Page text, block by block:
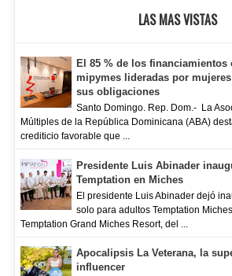
LAS MAS VISTAS
El 85 % de los financiamientos
mipymes lideradas por
sus obligaciones
Santo Domingo. Rep. Dom.- La
Múltiples de la República Dominicana (ABA)
crediticio favorable que ...
Presidente Luis Abinader
Temptation en Miches
El presidente Luis Abinader dejó
solo para adultos Temptation
Temptation Grand Miches Resort, del ...
Apocalipsis La Veterana, la
influencer